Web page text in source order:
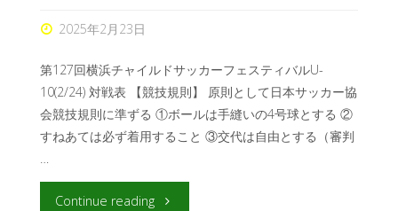
2025年2月23日
第127回横浜チャイルドサッカーフェスティバルU-
10(2/24) 対戦表 【競技規則】 原則として日本サッカー協
会競技規則に準ずる ①ボールは手縫いの4号球とする ②
すねあては必ず着用すること ③交代は自由とする（審判
Continue reading